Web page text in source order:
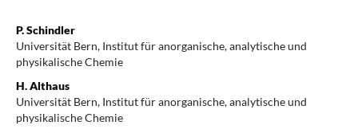
P. Schindler
Universität Bern, Institut für anorganische, analytische und
physikalische Chemie
H. Althaus
Universität Bern, Institut für anorganische, analytische und
physikalische Chemie